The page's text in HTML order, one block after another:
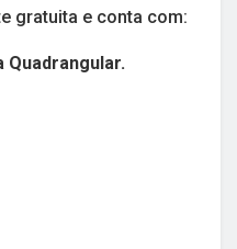
gratuita e conta com:
Quadrangular.